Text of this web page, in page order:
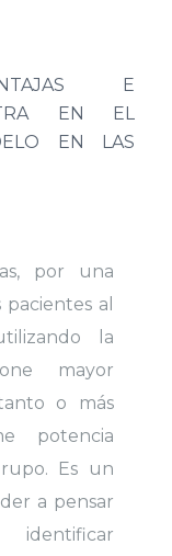
E
EN EL
EN LAS
por una
al
la
mayor
o más
potencia
Es un
a pensar